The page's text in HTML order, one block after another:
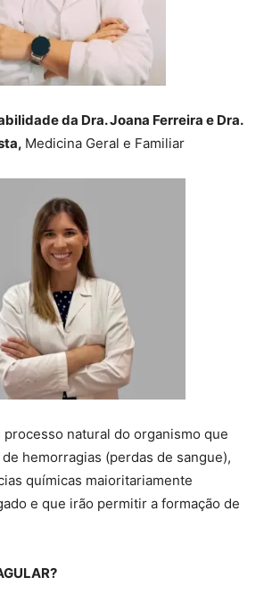
da Dra. Joana Ferreira e Dra.
Medicina Geral e Familiar
processo natural do organismo que
hemorragias (perdas de sangue),
químicas maioritariamente
e que irão permitir a formação de